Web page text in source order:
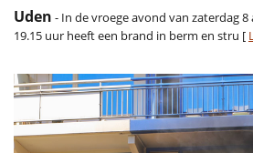
Uden - In de vroege avond van zaterdag
19.15 uur heeft een brand in berm en stru [